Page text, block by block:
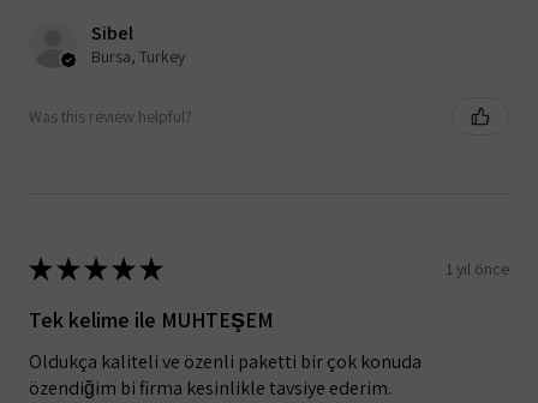
Sibel
Bursa, Turkey
Was this review helpful?
★★★★★ 1 yıl önce
Tek kelime ile MUHTEŞEM
Oldukça kaliteli ve özenli paketti bir çok konuda
özendiğim bi firma kesinlikle tavsiye ederim.